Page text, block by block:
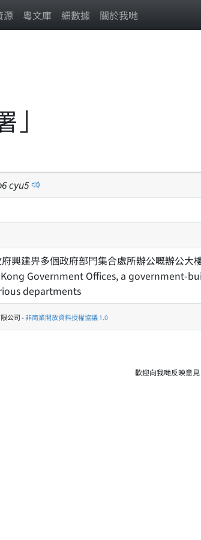
源 粵文庫 細數據 關於我哋
」
6cyu5
興建畀多個政府部門集合處所辦公嘅辦公大
Government Offices, a government-
departments
公司 -非商業開放資料授權協議 1.0
歡迎向我哋反映意見